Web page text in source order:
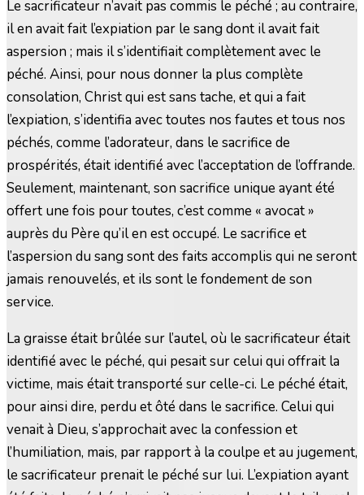
Le sacrificateur n’avait pas commis le péché ; au contraire,
il en avait fait l’expiation par le sang dont il avait fait
aspersion ; mais il s’identifiait complètement avec le
péché. Ainsi, pour nous donner la plus complète
consolation, Christ qui est sans tache, et qui a fait
l’expiation, s’identifia avec toutes nos fautes et tous nos
péchés, comme l’adorateur, dans le sacrifice de
prospérités, était identifié avec l’acceptation de l’offrande.
Seulement, maintenant, son sacrifice unique ayant été
offert une fois pour toutes, c’est comme « avocat »
auprès du Père qu’il en est occupé. Le sacrifice et
l’aspersion du sang sont des faits accomplis qui ne seront
jamais renouvelés, et ils sont le fondement de son
service.
La graisse était brûlée sur l’autel, où le sacrificateur était
identifié avec le péché, qui pesait sur celui qui offrait la
victime, mais était transporté sur celle-ci. Le péché était,
pour ainsi dire, perdu et ôté dans le sacrifice. Celui qui
venait à Dieu, s’approchait avec la confession et
l’humiliation, mais, par rapport à la coulpe et au jugement,
le sacrificateur prenait le péché sur lui. L’expiation ayant